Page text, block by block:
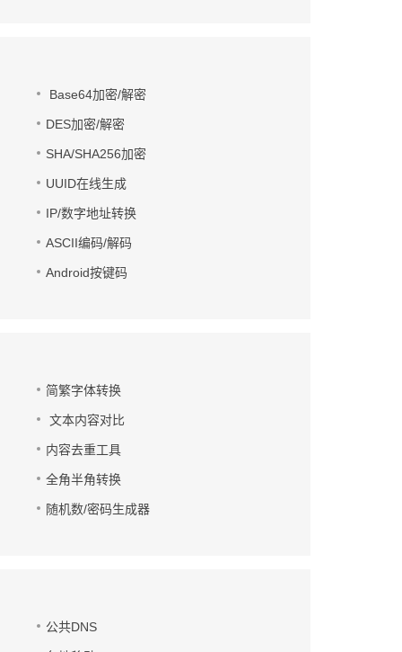
Base64加密/解密
DES加密/解密
SHA/SHA256加密
UUID在线生成
IP/数字地址转换
ASCII编码/解码
Android按键码
简繁字体转换
文本内容对比
内容去重工具
全角半角转换
随机数/密码生成器
公共DNS